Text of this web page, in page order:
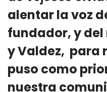
alentar la voz
fundador, y
y Valdez, para
puso como
nuestra